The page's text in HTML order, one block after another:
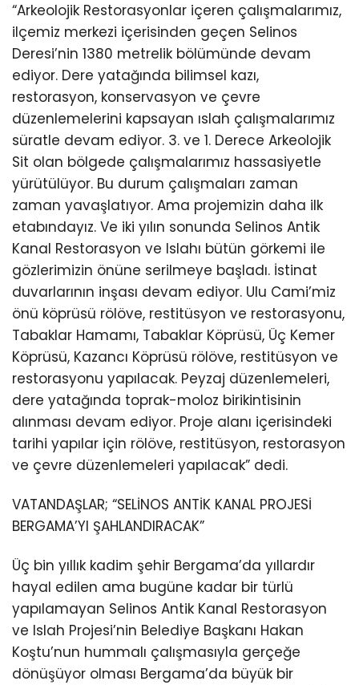
“Arkeolojik Restorasyonlar içeren çalışmalarımız,
ilçemiz merkezi içerisinden geçen Selinos
Deresi’nin 1380 metrelik bölümünde devam
ediyor. Dere yatağında bilimsel kazı,
restorasyon, konservasyon ve çevre
düzenlemelerini kapsayan ıslah çalışmalarımız
süratle devam ediyor. 3. ve 1. Derece Arkeolojik
Sit olan bölgede çalışmalarımız hassasiyetle
yürütülüyor. Bu durum çalışmaları zaman
zaman yavaşlatıyor. Ama projemizin daha ilk
etabındayız. Ve iki yılın sonunda Selinos Antik
Kanal Restorasyon ve Islahı bütün görkemi ile
gözlerimizin önüne serilmeye başladı. İstinat
duvarlarının inşası devam ediyor. Ulu Cami’miz
önü köprüsü rölöve, restitüsyon ve restorasyonu,
Tabaklar Hamamı, Tabaklar Köprüsü, Üç Kemer
Köprüsü, Kazancı Köprüsü rölöve, restitüsyon ve
restorasyonu yapılacak. Peyzaj düzenlemeleri,
dere yatağında toprak-moloz birikintisinin
alınması devam ediyor. Proje alanı içerisindeki
tarihi yapılar için rölöve, restitüsyon, restorasyon
ve çevre düzenlemeleri yapılacak” dedi.
VATANDAŞLAR; “SELİNOS ANTİK KANAL PROJESİ
BERGAMA’YI ŞAHLANDIRACAK”
Üç bin yıllık kadim şehir Bergama’da yıllardır
hayal edilen ama bugüne kadar bir türlü
yapılamayan Selinos Antik Kanal Restorasyon
ve Islah Projesi’nin Belediye Başkanı Hakan
Koştu’nun hummalı çalışmasıyla gerçeğe
dönüşüyor olması Bergama’da büyük bir